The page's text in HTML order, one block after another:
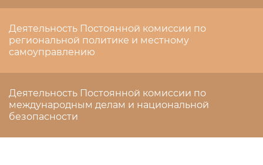
Деятельность Постоянной комиссии по
региональной политике и местному
самоуправлению
Деятельность Постоянной комиссии по
международным делам и национальной
безопасности